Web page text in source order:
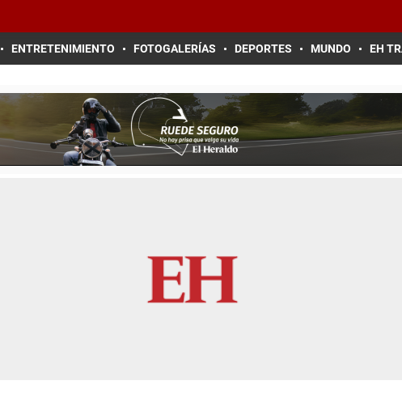
ENTRETENIMIENTO FOTOGALERÍAS DEPORTES MUNDO EH